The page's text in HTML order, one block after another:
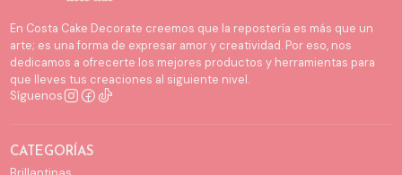
En Costa Cake Decorate creemos que la repostería es más que un
arte; es una forma de expresar amor y creatividad. Por eso, nos
dedicamos a ofrecerte los mejores productos y herramientas para
que lleves tus creaciones al siguiente nivel.
Síguenos
CATEGORÍAS